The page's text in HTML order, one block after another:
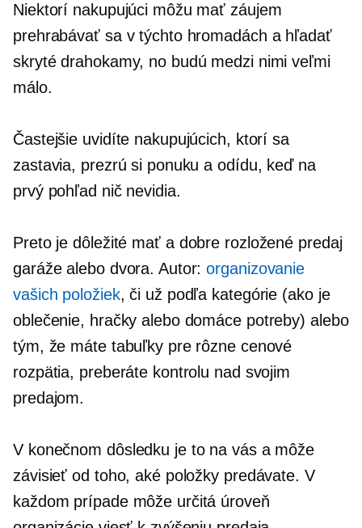
Niektorí nakupujúci môžu mať záujem
prehrabávať sa v týchto hromadách a hľadať
skryté drahokamy, no budú medzi nimi veľmi
málo.
Častejšie uvidíte nakupujúcich, ktorí sa
zastavia, prezrú si ponuku a odídu, keď na
prvý pohľad nič nevidia.
Preto je dôležité mať a dobre rozložené predaj
garáže alebo dvora. Autor:organizovanie
vašich položiek, či už podľa kategórie (ako je
oblečenie, hračky alebo domáce potreby) alebo
tým, že máte tabuľky pre rôzne cenové
rozpätia, preberáte kontrolu nad svojim
predajom.
V konečnom dôsledku je to na vás a môže
závisieť od toho, aké položky predávate. V
každom prípade môže určitá úroveň